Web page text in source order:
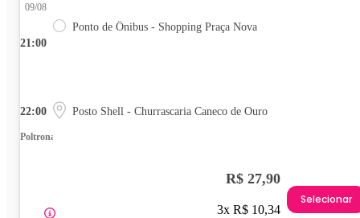
21:00
09/08
Ponto de Ônibus - Shopping Praça Nova
22:00 Posto Shell - Churrascaria Caneco de Ouro
Poltrona
R$ 27,90
3x R$ 10,34
Selecionar